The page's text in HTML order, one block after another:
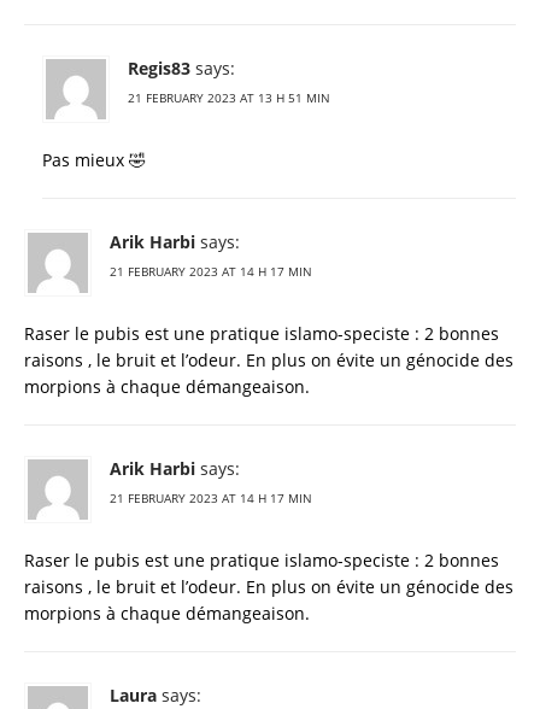
Regis83 says:
21 FEBRUARY 2023 AT 13 H 51 MIN
Pas mieux 🤣
Arik Harbi says:
21 FEBRUARY 2023 AT 14 H 17 MIN
Raser le pubis est une pratique islamo-speciste : 2 bonnes
raisons , le bruit et l’odeur. En plus on évite un génocide des
morpions à chaque démangeaison.
Arik Harbi says:
21 FEBRUARY 2023 AT 14 H 17 MIN
Raser le pubis est une pratique islamo-speciste : 2 bonnes
raisons , le bruit et l’odeur. En plus on évite un génocide des
morpions à chaque démangeaison.
Laura says: